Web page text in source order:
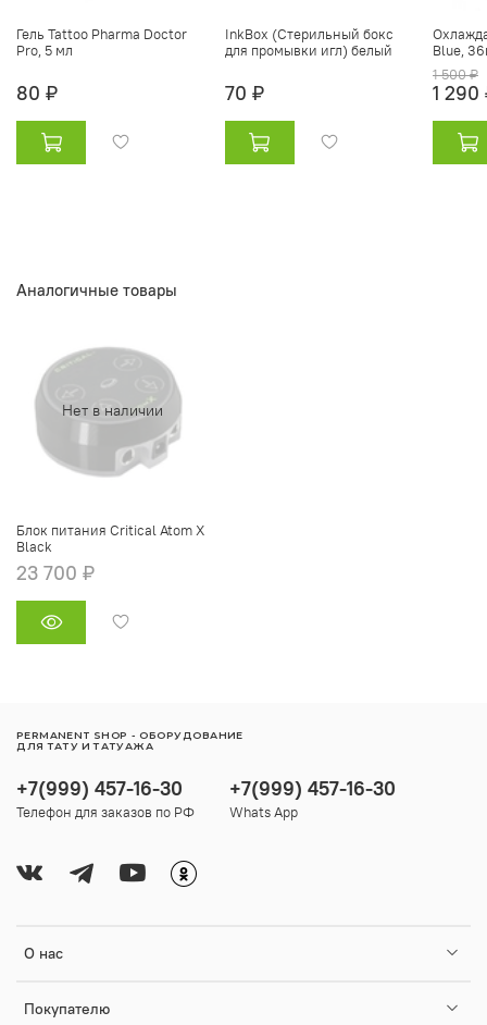
Гель Tattoo Pharma Doctor
Pro, 5 мл
80 ₽
InkBox (Стерильный бокс
для промывки игл) белый
70 ₽
Blue,
1 500 ₽
1 290
Аналогичные товары
Нет в наличии
Блок питания Critical Atom X
Black
23 700 ₽
О нас
Покупателю
+7(999) 457-16-30
Телефон для заказов по РФ
+7(999) 457-16-30
Whats App
PERMANENT SHOP - ОБОРУДОВАНИЕ
ДЛЯ ТАТУ И ТАТУАЖА